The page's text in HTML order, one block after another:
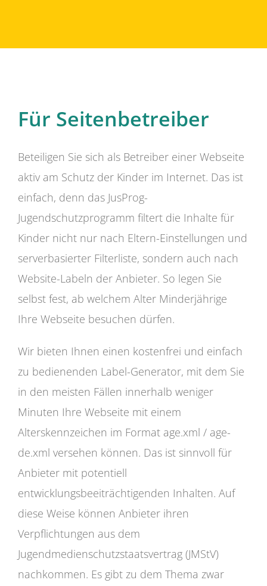
Für Seitenbetreiber
Beteiligen Sie sich als Betreiber einer Webseite
aktiv am Schutz der Kinder im Internet. Das ist
einfach, denn das JusProg-
Jugendschutzprogramm filtert die Inhalte für
Kinder nicht nur nach Eltern-Einstellungen und
serverbasierter Filterliste, sondern auch nach
Website-Labeln der Anbieter. So legen Sie
selbst fest, ab welchem Alter Minderjährige
Ihre Webseite besuchen dürfen.
Wir bieten Ihnen einen kostenfrei und einfach
zu bedienenden Label-Generator, mit dem Sie
in den meisten Fällen innerhalb weniger
Minuten Ihre Webseite mit einem
Alterskennzeichen im Format age.xml / age-
de.xml versehen können. Das ist sinnvoll für
Anbieter mit potentiell
entwicklungsbeeiträchtigenden Inhalten. Auf
diese Weise können Anbieter ihren
Verpflichtungen aus dem
Jugendmedienschutzstaatsvertrag (JMStV)
nachkommen. Es gibt zu dem Thema zwar